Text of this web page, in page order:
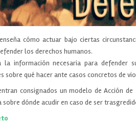
cómo actuar bajo ciertas
los derechos humanos.
información necesaria para defender
sobre qué hacer ante casos concretos de
consignados un modelo de Acción
sobre dónde acudir en caso de ser